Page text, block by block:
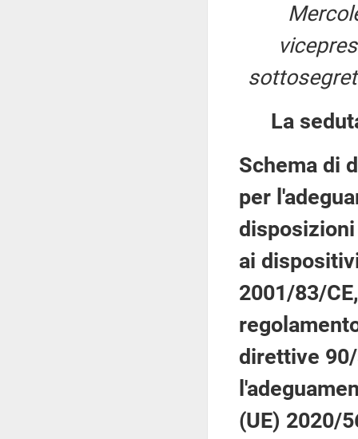
La
Schema di
per
ai
2001/83/
direttive
(UE) 2020/